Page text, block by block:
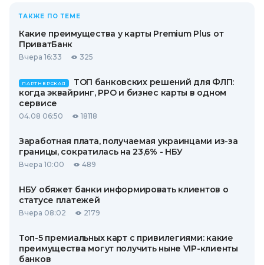
ТАКЖЕ ПО ТЕМЕ
Какие преимущества у карты Premium Plus от
ПриватБанк
Вчера 16:33 325
ПАРТНЕРСКАЯ
ТОП банковских решений для ФЛП:
когда эквайринг, РРО и бизнес карты в одном
сервисе
04.08 06:50 18118
Заработная плата, получаемая украинцами из-за
границы, сократилась на 23,6% - НБУ
Вчера 10:00 489
НБУ обяжет банки информировать клиентов о
статусе платежей
Вчера 08:02 2179
Топ-5 премиальных карт с привилегиями: какие
преимущества могут получить ныне VIP-клиенты
банков